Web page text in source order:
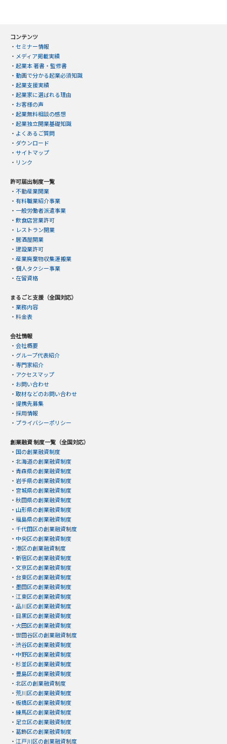
コンテンツ
・ セミナー情報
・ メディア掲載実績
・ 起業本 著書・監修書
・ 動画で分かる起業必須知識
・ 起業支援実績
・ 起業家に選ばれる理由
・ お客様の声
・ 起業無料相談の感想
・ 起業独立開業基礎知識
・ よくあるご質問
・ ダウンロード
・ サイトマップ
・ リンク
許可届出制度一覧
・ 不動産業開業
・ 有料職業紹介事業
・ 一般労働者派遣事業
・ 飲食店営業許可
・ レストラン開業
・ 居酒屋開業
・ 建設業許可
・ 産業廃棄物収集運搬業
・ 個人タクシー事業
・ 在留資格
まるごと支援（全国対応）
・ 業務内容
・ 料金表
会社情報
・ 会社概要
・ グループ代表紹介
・ 専門家紹介
・ アクセスマップ
・ お問い合わせ
・ 取材などのお問い合わせ
・ 提携先募集
・ 採用情報
・ プライバシーポリシー
創業融資 制度一覧（全国対応）
・ 国の創業融資制度
・ 北海道の創業融資制度
・ 青森県の創業融資制度
・ 岩手県の創業融資制度
・ 宮城県の創業融資制度
・ 秋田県の創業融資制度
・ 山形県の創業融資制度
・ 福島県の創業融資制度
・ 千代田区の創業融資制度
・ 中央区の創業融資制度
・ 港区の創業融資制度
・ 新宿区の創業融資制度
・ 文京区の創業融資制度
・ 台東区の創業融資制度
・ 墨田区の創業融資制度
・ 江東区の創業融資制度
・ 品川区の創業融資制度
・ 目黒区の創業融資制度
・ 大田区の創業融資制度
・ 世田谷区の創業融資制度
・ 渋谷区の創業融資制度
・ 中野区の創業融資制度
・ 杉並区の創業融資制度
・ 豊島区の創業融資制度
・ 北区の創業融資制度
・ 荒川区の創業融資制度
・ 板橋区の創業融資制度
・ 練馬区の創業融資制度
・ 足立区の創業融資制度
・ 葛飾区の創業融資制度
・ 江戸川区の創業融資制度